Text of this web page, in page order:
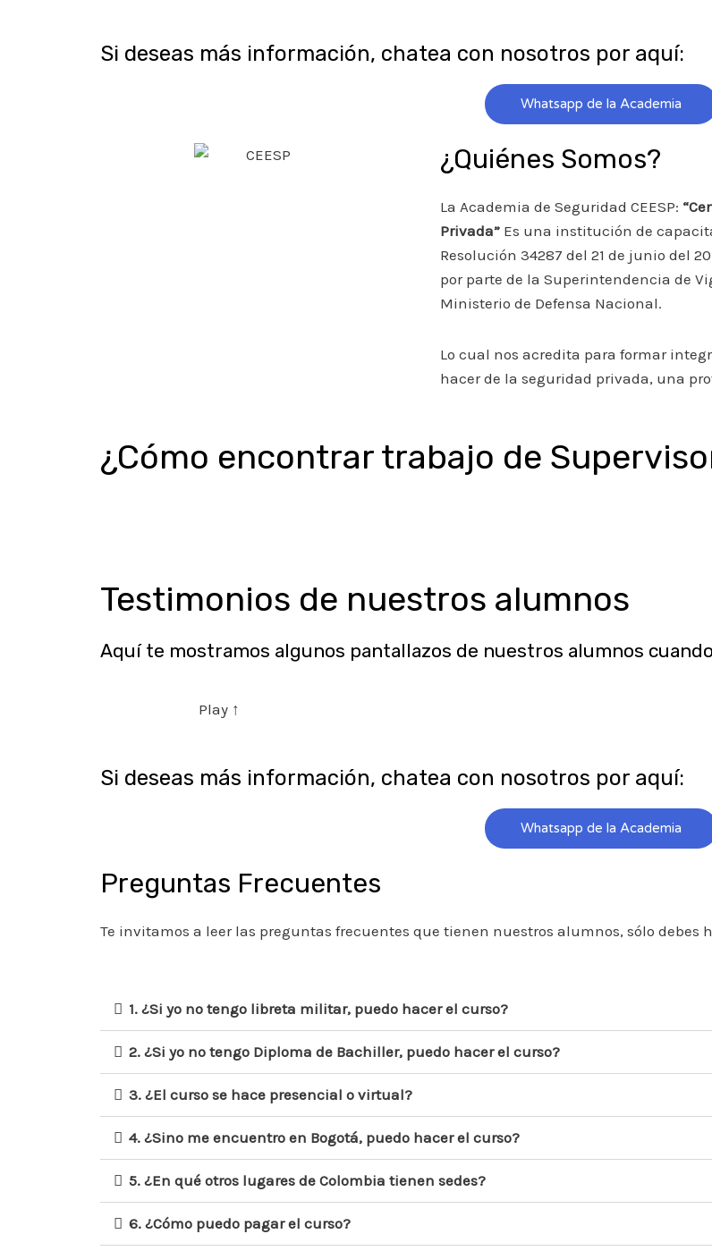
Si deseas más información, chatea con nosotros por aquí:
Whatsapp de la Academia
¿Quiénes Somos?
La Academia de Seguridad CEESP:
Privada”Es una institución de
Resolución 34287 del 21 de junio del
por parte de la Superintendencia de
Ministerio de Defensa Nacional.
Lo cual nos acredita para formar
hacer de la seguridad privada, una
¿Cómo encontrar trabajo de
Testimonios de nuestros alumnos
Aquí te mostramos algunos pantallazos de nuestros alumnos
Play ↑
Si deseas más información, chatea con nosotros por aquí:
Whatsapp de la Academia
Preguntas Frecuentes
Te invitamos a leer las preguntas frecuentes que tienen nuestros alumnos, sólo debes
1. ¿Si yo no tengo libreta militar, puedo hacer el curso?
2. ¿Si yo no tengo Diploma de Bachiller, puedo hacer el curso?
3. ¿El curso se hace presencial o virtual?
4. ¿Sino me encuentro en Bogotá, puedo hacer el curso?
5. ¿En qué otros lugares de Colombia tienen sedes?
6. ¿Cómo puedo pagar el curso?